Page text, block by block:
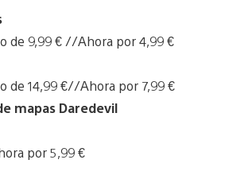
de 9,99 € //Ahora por 4,99 €
de 14,99 €//Ahora por 7,99 €
mapas Daredevil
por 5,99 €